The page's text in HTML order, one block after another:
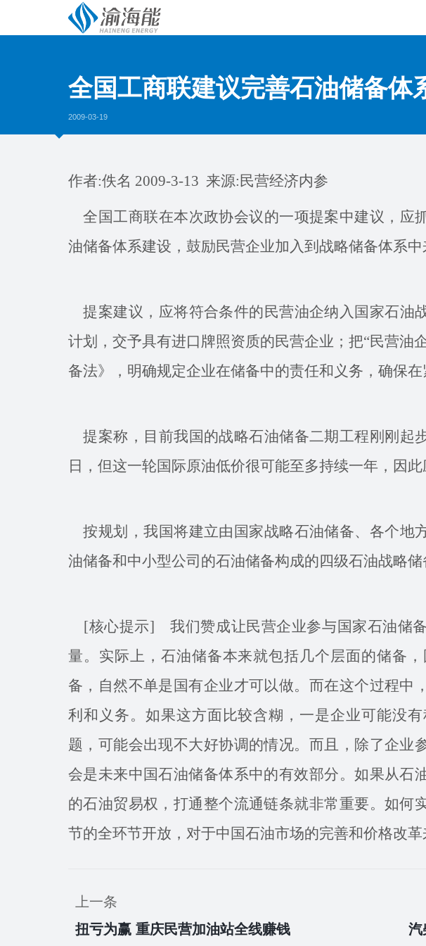
全国工商联建议完善石油储备体
2009-03-19
作者:佚名 2009-3-13 来源: 民营经济内参
全国工商联在本次政协会议的一项提案中建议，应
油储备体系建设，鼓励民营企业加入到战略储备体系中
提案建议，应将符合条件的民营油企纳入国家石油
计划，交予具有进口牌照资质的民营企业；把“民营油
备法》，明确规定企业在储备中的责任和义务，确保在
提案称，目前我国的战略石油储备二期工程刚刚起
日，但这一轮国际原油低价很可能至多持续一年，因此
按规划，我国将建立由国家战略石油储备、各个地
油储备和中小型公司的石油储备构成的四级石油战略储
[核心提示] 我们赞成让民营企业参与国家石油储
量。实际上，石油储备本来就包括几个层面的储备
备，自然不单是国有企业才可以做。而在这个过程中
利和义务。如果这方面比较含糊，一是企业可能没
题，可能会出现不大好协调的情况。而且，除了企业
会是未来中国石油储备体系中的有效部分。如果从石
的石油贸易权，打通整个流通链条就非常重要。如何
节的全环节开放，对于中国石油市场的完善和价格改革
上一条
扭亏为赢 重庆民营加油站全线赚钱
汽